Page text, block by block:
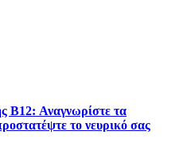
B12: Αναγνωρίστε τα
το νευρικό σας